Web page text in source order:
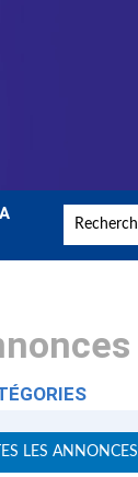
LES ANNONCES